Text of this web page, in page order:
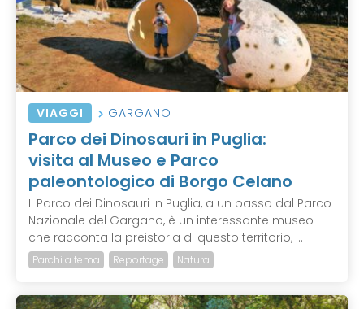
VIAGGI GARGANO
Parco dei Dinosauri in Puglia:
visita al Museo e Parco
paleontologico di Borgo Celano
Il Parco dei Dinosauri in Puglia, a un passo dal Parco
Nazionale del Gargano, è un interessante museo
che racconta la preistoria di questo territorio, ...
Parchi a tema Reportage Natura